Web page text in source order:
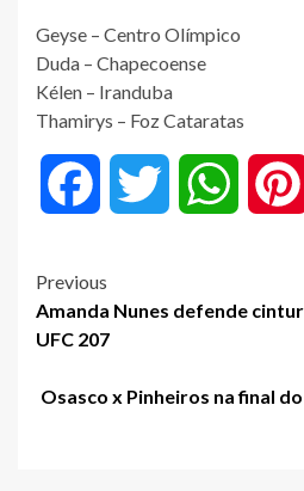
Geyse – Centro Olímpico
Duda – Chapecoense
Kélen – Iranduba
Thamirys – Foz Cataratas
Facebook Twitter
Post
navigation
Previous
Amanda Nunes defende
UFC 207
Osasco x Pinheiros na final